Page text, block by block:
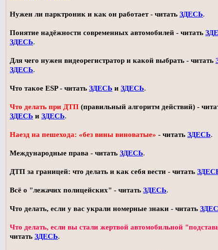
Нужен ли парктроник и как он работает - читать ЗДЕСЬ.
Понятие надёжности современных автомобилей - читать
ЗДЕСЬ.
Для чего нужен видеорегистратор и какой выбрать - читать
ЗДЕСЬ.
Что такое ESP - читать ЗДЕСЬ и ЗДЕСЬ.
Что делать при ДТП (правильный алгоритм действий) -
ЗДЕСЬ и ЗДЕСЬ.
Наезд на пешехода: «без вины виноватые» - читать ЗДЕСЬ.
Международные права - читать ЗДЕСЬ.
ДТП за границей: что делать и как себя вести - читать
Всё о "лежачих полицейских" - читать ЗДЕСЬ.
Что делать, если у вас украли номерные знаки - читать
Что делать, если вы стали жертвой автомобильной
читать ЗДЕСЬ.